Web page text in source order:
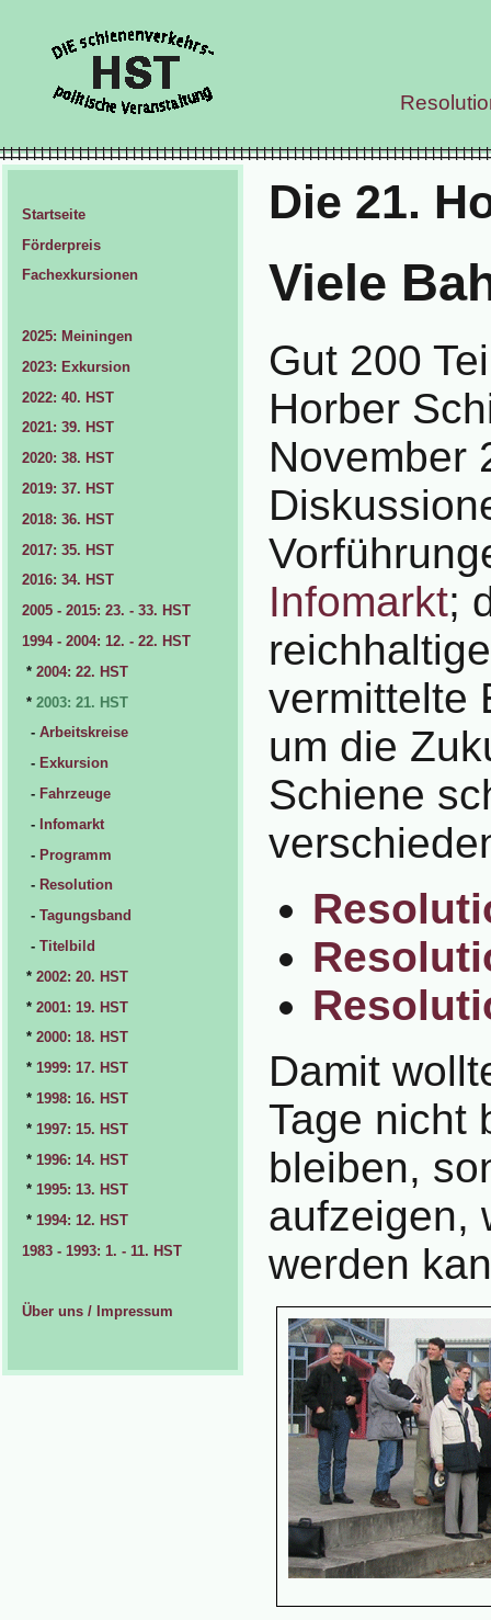
Die 21.
Viele
Gut 200
Horber
November
Infomarkt;
vermittelte
um die
Schiene
Damit
Tage nicht
bleiben,
aufzeigen,
werden
Startseite
Förderpreis
Fachexkursionen
2025: Meiningen
2023: Exkursion
2022: 40. HST
2021: 39. HST
2020: 38. HST
2019: 37. HST
2018: 36. HST
2017: 35. HST
2016: 34. HST
2005 - 2015: 23. - 33. HST
1994 - 2004: 12. - 22. HST
* 2004: 22. HST
* 2003: 21. HST
- Arbeitskreise
- Exkursion
- Fahrzeuge
- Infomarkt
- Programm
- Resolution
- Tagungsband
- Titelbild
* 2002: 20. HST
* 2001: 19. HST
* 2000: 18. HST
* 1999: 17. HST
* 1998: 16. HST
* 1997: 15. HST
* 1996: 14. HST
* 1995: 13. HST
* 1994: 12. HST
1983 - 1993: 1. - 11. HST
Über uns / Impressum